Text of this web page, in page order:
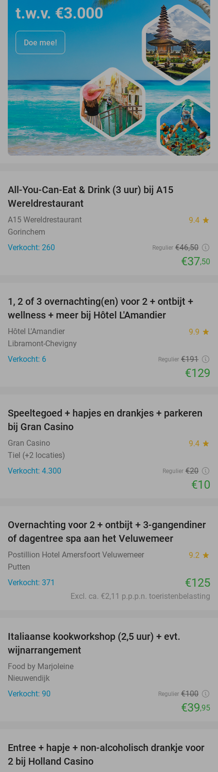
t.w.v. €3.000
Doe mee!
All-You-Can-Eat & Drink (3 uur) bij A15
Wereldrestaurant
A15 Wereldrestaurant 9.4 star
Gorinchem
Verkocht: 260
Regulier €46,50
€37,50
32%
TODAY
1, 2 of 3 overnachting(en) voor 2 + ontbijt +
wellness + meer bij Hôtel L'Amandier
Hôtel L'Amandier 9.9 star
Libramont-Chevigny
Verkocht: 6
Regulier €191
€129
50%
Speeltegoed + hapjes en drankjes + parkeren
bij Gran Casino
Gran Casino 9.4 star
Tiel (+2 locaties)
Verkocht: 4.300
Regulier €20
€10
Overnachting voor 2 + ontbijt + 3-gangendiner
of dagentree spa aan het Veluwemeer
Postillion Hotel Amersfoort Veluwemeer 9.2 star
Putten
Verkocht: 371
€125
Excl. ca. €2,11 p.p.p.n. toeristenbelasting
Italiaanse kookworkshop (2,5 uur) + evt.
wijnarrangement
Food by Marjoleine
Nieuwendijk
Verkocht: 90
Regulier €100
€39,95
52%
Entree + hapje + non-alcoholisch drankje voor
2 bij Holland Casino